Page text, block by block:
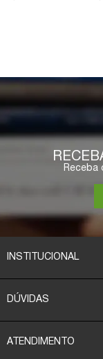
Receba
INSTITUCIONAL
DÚVIDAS
ATENDIMENTO